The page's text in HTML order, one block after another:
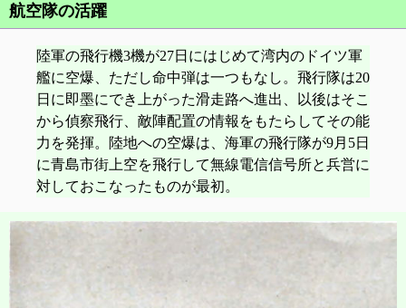
航空隊の活躍
陸軍の飛行機3機が27日にはじめて湾内のドイツ軍
艦に空爆、ただし命中弾は一つもなし。飛行隊は20
日に即墨にでき上がった滑走路へ進出、以後はそこ
から偵察飛行、敵陣配置の情報をもたらしてその能
力を発揮。陸地への空爆は、海軍の飛行隊が9月5日
に青島市街上空を飛行して無線電信信号所と兵営に
対しておこなったものが最初。